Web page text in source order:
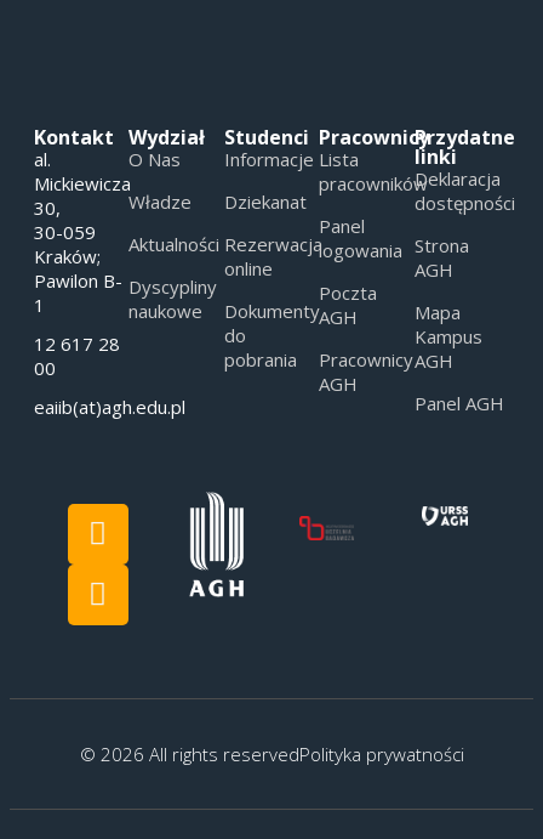
Kontakt
al.
Mickiewicza
30,
30-059
Kraków;
Pawilon B-
1
12 617 28
00
eaiib(at)agh.edu.pl
Wydział
O Nas
Władze
Aktualności
Dyscypliny
naukowe
Studenci
Informacje
Dziekanat
Rezerwacja
online
Dokumenty
do
pobrania
Pracownicy
Lista
pracowników
Panel
logowania
Poczta
AGH
Pracownicy
AGH
Przydatne
linki
Deklaracja
dostępności
Strona
AGH
Mapa
Kampus
AGH
Panel AGH
© 2026 All rights reservedPolityka prywatności